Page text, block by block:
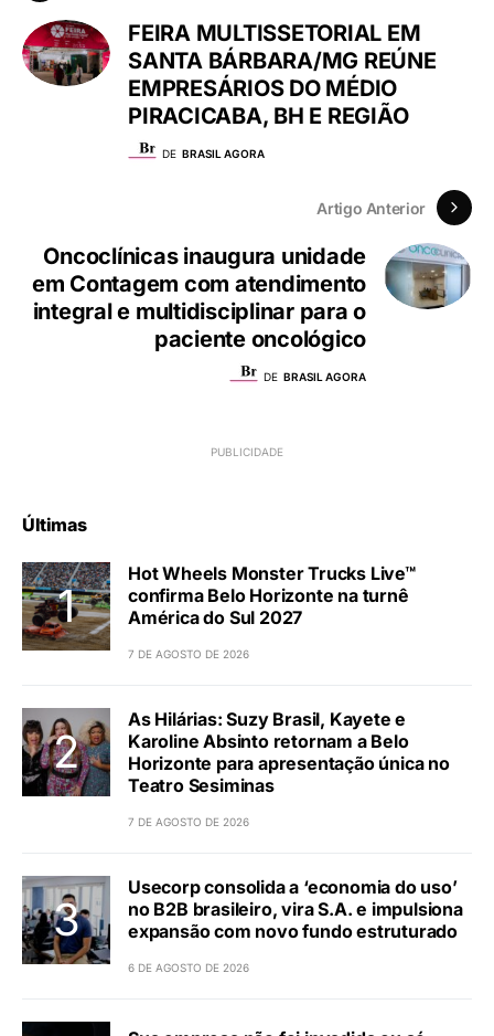
FEIRA MULTISSETORIAL EM
SANTA BÁRBARA/MG REÚNE
EMPRESÁRIOS DO MÉDIO
PIRACICABA, BH E REGIÃO
DE BRASIL AGORA
Artigo Anterior
Oncoclínicas inaugura unidade
em Contagem com atendimento
integral e multidisciplinar para o
paciente oncológico
DE BRASIL AGORA
Últimas
Hot Wheels Monster Trucks Live™
confirma Belo Horizonte na turnê
América do Sul 2027
7 DE AGOSTO DE 2026
As Hilárias: Suzy Brasil, Kayete e
Karoline Absinto retornam a Belo
Horizonte para apresentação única no
Teatro Sesiminas
7 DE AGOSTO DE 2026
Usecorp consolida a ‘economia do uso’
no B2B brasileiro, vira S.A. e impulsiona
expansão com novo fundo estruturado
6 DE AGOSTO DE 2026